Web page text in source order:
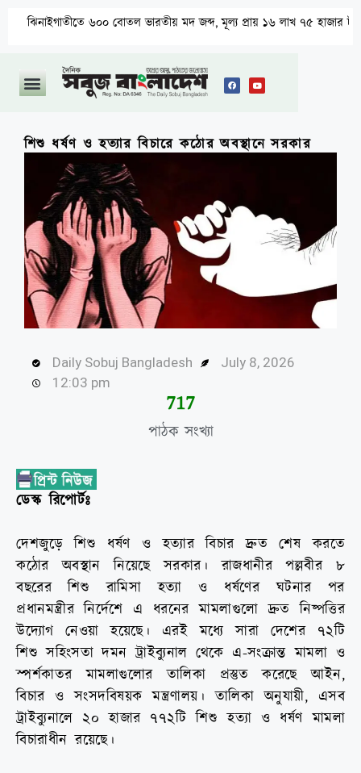
বোতল ভারতীয় মদ জব্দ, মূল্য প্রায় ১৬ লাখ ৭৫ হাজার টাকা
শিশু ধর্ষণ ও হত্যার বিচারে কঠোর অবস্থানে সরকার
Daily Sobuj Bangladesh
July 8, 2026
12:03 pm
পাঠক সংখ্যা
729
ডেস্ক রিপোর্টঃ
দেশজুড়ে শিশু ধর্ষণ ও হত্যার বিচার দ্রুত শেষ করতে
কঠোর অবস্থান নিয়েছে সরকার। রাজধানীর পল্লবীর ৮
বছরের শিশু রামিসা হত্যা ও ধর্ষণের ঘটনার পর
প্রধানমন্ত্রীর নির্দেশে এ ধরনের মামলাগুলো দ্রুত নিষ্পত্তির
উদ্যোগ নেওয়া হয়েছে। এরই মধ্যে সারা দেশের ৭২টি
শিশু সহিংসতা দমন ট্রাইব্যুনাল থেকে এ-সংক্রান্ত মামলা ও
স্পর্শকাতর মামলাগুলোর তালিকা প্রস্তুত করেছে আইন,
বিচার ও সংসদবিষয়ক মন্ত্রণালয়। তালিকা অনুযায়ী, এসব
ট্রাইব্যুনালে ২০ হাজার ৭৭২টি শিশু হত্যা ও ধর্ষণ মামলা
বিচারাধীন রয়েছে।